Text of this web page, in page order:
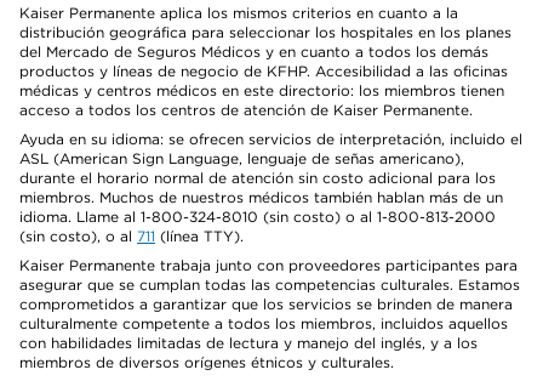
Kaiser Permanente aplica los mismos criterios en cuanto a la
distribución geográfica para seleccionar los hospitales en los planes
del Mercado de Seguros Médicos y en cuanto a todos los demás
productos y líneas de negocio de KFHP. Accesibilidad a las oficinas
médicas y centros médicos en este directorio: los miembros tienen
acceso a todos los centros de atención de Kaiser Permanente.
Ayuda en su idioma: se ofrecen servicios de interpretación, incluido el
ASL (American Sign Language, lenguaje de señas americano),
durante el horario normal de atención sin costo adicional para los
miembros. Muchos de nuestros médicos también hablan más de un
idioma. Llame al 1-800-324-8010 (sin costo) o al 1-800-813-2000
(sin costo), o al 711 (línea TTY).
Kaiser Permanente trabaja junto con proveedores participantes para
asegurar que se cumplan todas las competencias culturales. Estamos
comprometidos a garantizar que los servicios se brinden de manera
culturalmente competente a todos los miembros, incluidos aquellos
con habilidades limitadas de lectura y manejo del inglés, y a los
miembros de diversos orígenes étnicos y culturales.